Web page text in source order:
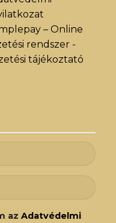
– Online
rendszer -
tájékoztató
az Adatvédelmi